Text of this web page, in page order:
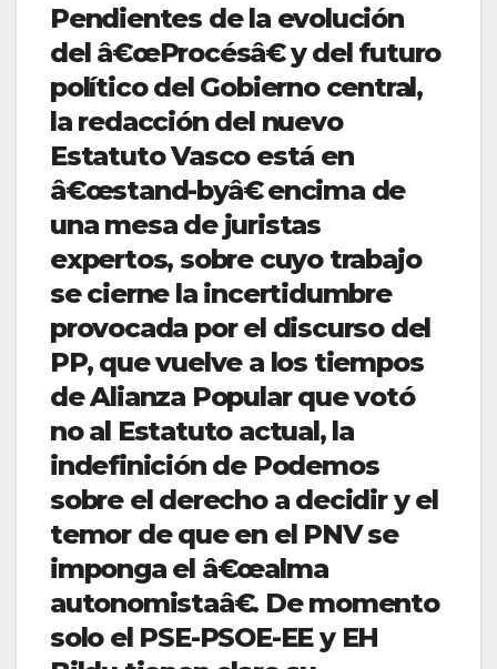
Pendientes de la evolución
del â€œProcésâ€ y del futuro
polí­tico del Gobierno central,
la redacción del nuevo
Estatuto Vasco está en
â€œstand-byâ€ encima de
una mesa de juristas
expertos, sobre cuyo trabajo
se cierne la incertidumbre
provocada por el discurso del
PP, que vuelve a los tiempos
de Alianza Popular que votó
no al Estatuto actual, la
indefinición de Podemos
sobre el derecho a decidir y el
temor de que en el PNV se
imponga el â€œalma
autonomistaâ€. De momento
solo el PSE-PSOE-EE y EH